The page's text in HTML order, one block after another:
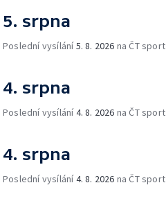
5. srpna
Poslední vysílání5. 8. 2026 na ČT sport
4. srpna
Poslední vysílání4. 8. 2026 na ČT sport
4. srpna
Poslední vysílání4. 8. 2026 na ČT sport